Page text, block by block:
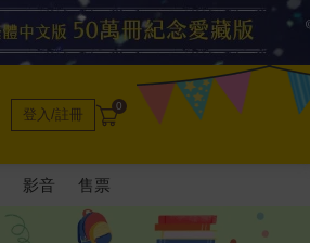
登入/註冊 0
影音 售票